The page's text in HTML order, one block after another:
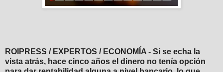
ROIPRESS / EXPERTOS / ECONOMÍA - Si se echa la
vista atrás, hace cinco años el dinero no tenía opción